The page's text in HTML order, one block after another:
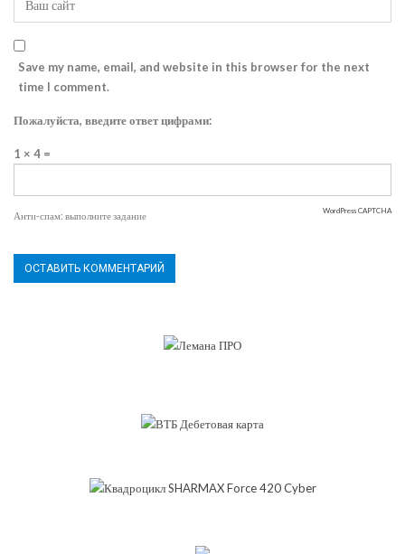
Save my name, email, and website in this browser for the next
time I comment.
Пожалуйста, введите ответ цифрами:
1 × 4 =
Анти-спам: выполните задание WordPress CAPTCHA